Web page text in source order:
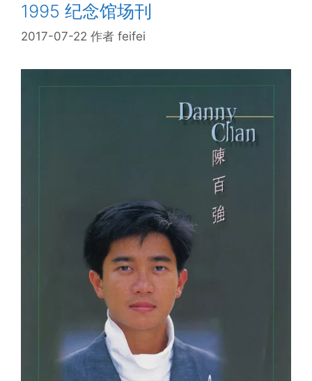
1995 纪念馆场刊
2017-07-22 作者 feifei